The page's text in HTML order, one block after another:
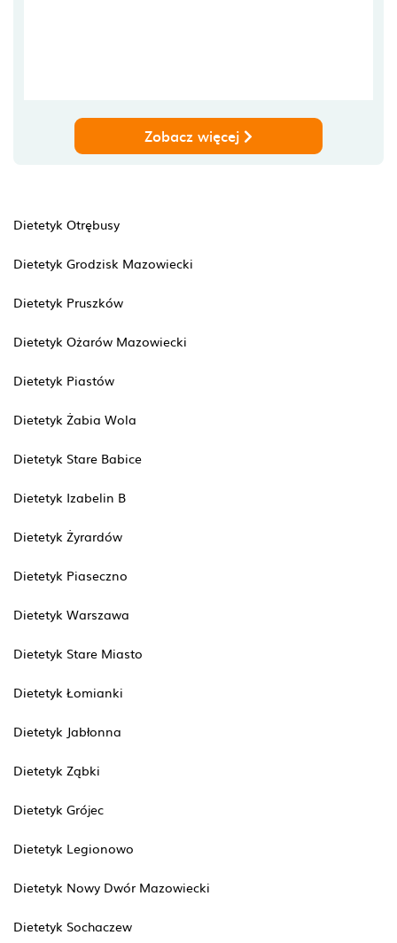
Zobacz więcej
Dietetyk Otrębusy
Dietetyk Grodzisk Mazowiecki
Dietetyk Pruszków
Dietetyk Ożarów Mazowiecki
Dietetyk Piastów
Dietetyk Żabia Wola
Dietetyk Stare Babice
Dietetyk Izabelin B
Dietetyk Żyrardów
Dietetyk Piaseczno
Dietetyk Warszawa
Dietetyk Stare Miasto
Dietetyk Łomianki
Dietetyk Jabłonna
Dietetyk Ząbki
Dietetyk Grójec
Dietetyk Legionowo
Dietetyk Nowy Dwór Mazowiecki
Dietetyk Sochaczew